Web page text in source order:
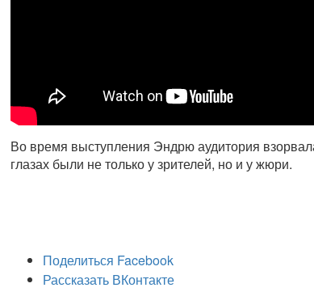
Во время выступления Эндрю аудитория
глазах были не только у зрителей, но и у жюри.
Поделиться Facebook
Рассказать ВКонтакте